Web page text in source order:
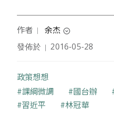
作者 ｜ 余杰 expand_circle_down
中國旅美作家
發佈於 ｜ 2016-05-28
政策想想
關鍵字
課綱微調 國台辦
習近平
林冠華